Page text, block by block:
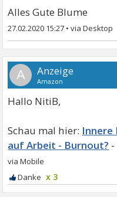
Alles Gute Blume
27.02.2020 15:27 •
A
Hallo NitiB,
Innere
auf Arbeit - Burnout?
x 3